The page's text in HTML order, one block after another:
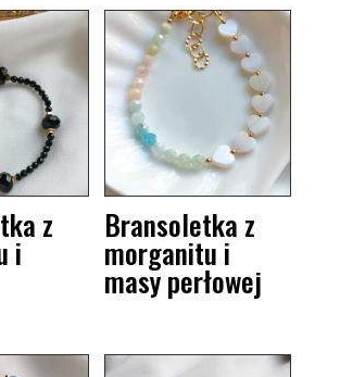
z
i
Bransoletka z
morganitu i
masy perłowej